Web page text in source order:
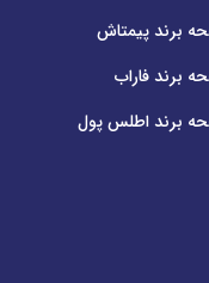
برند پیمتاش
برند فاراب
برند اطلس پول